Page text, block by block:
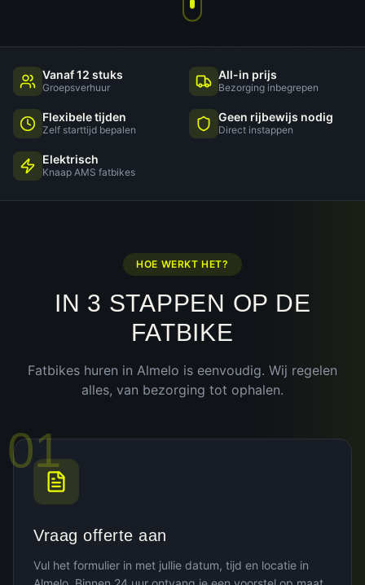
Vanaf 12 stuks
Groepsverhuur
All-in prijs
Bezorging inbegrepen
Flexibele tijden
Zelf starttijd bepalen
Geen rijbewijs nodig
Direct instappen
Elektrisch
Knaap AMS fatbikes
HOE WERKT HET?
IN 3 STAPPEN OP DE
FATBIKE
Fatbikes huren in Almelo is eenvoudig. Wij regelen
alles, van bezorging tot ophalen.
01
Vraag offerte aan
Vul het formulier in met jullie datum, tijd en locatie in